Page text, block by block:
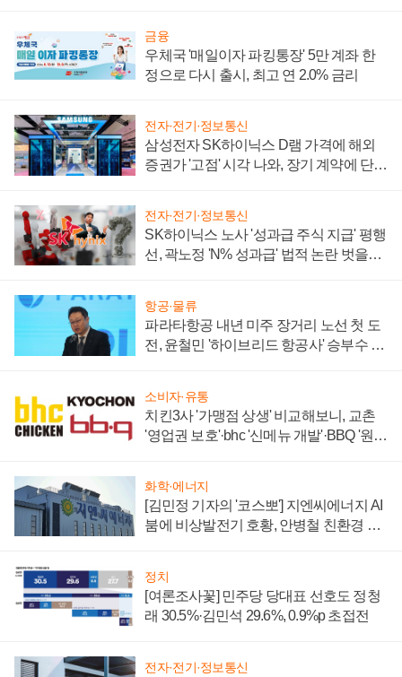
금융
우체국 '매일이자 파킹통장' 5만 계좌 한
정으로 다시 출시, 최고 연 2.0% 금리
전자·전기·정보통신
삼성전자 SK하이닉스 D램 가격에 해외
증권가 '고점' 시각 나와, 장기 계약에 단점
전자·전기·정보통신
SK하이닉스 노사 '성과급 주식 지급' 평행
선, 곽노정 'N% 성과급' 법적 논란 벗을지
항공·물류
파라타항공 내년 미주 장거리 노선 첫 도
전, 윤철민 '하이브리드 항공사' 승부수 통
소비자·유통
치킨3사 '가맹점 상생' 비교해보니, 교촌
'영업권 보호'·bhc '신메뉴 개발'·BBQ '원가
화학·에너지
[김민정 기자의 '코스뽀'] 지엔씨에너지 AI
붐에 비상발전기 호황, 안병철 친환경 에
정치
[여론조사꽃] 민주당 당대표 선호도 정청
래 30.5%·김민석 29.6%, 0.9%p 초접전
전자·전기·정보통신